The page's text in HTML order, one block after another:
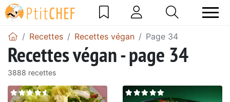
Recettes Recettes végan Page 34
Recettes végan - page 34
3888 recettes